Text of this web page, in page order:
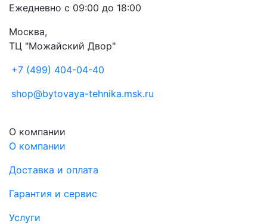
Ежедневно с 09:00 до 18:00
Москва,
ТЦ "Можайский Двор"
+7 (499) 404-04-40
shop@bytovaya-tehnika.msk.ru
О компании
О компании
Доставка и оплата
Гарантия и сервис
Услуги